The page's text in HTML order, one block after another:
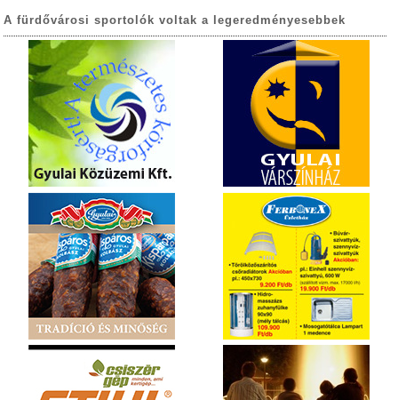
A fürdővárosi sportolók voltak a legeredményesebbek